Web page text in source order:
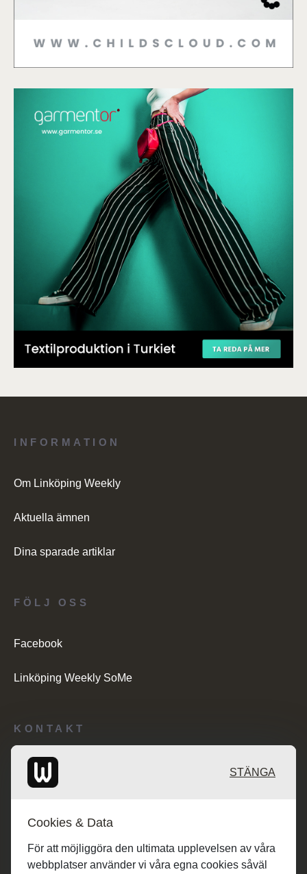
INFORMATION
Om Linköping Weekly
Aktuella ämnen
Dina sparade artiklar
KONTAKT
Redaktionen: desk@maratongroup.com
FÖLJ OSS
Facebook
Linköping Weekly SoMe
STÄNGA
Cookies & Data
För att möjliggöra den ultimata upplevelsen av våra
webbplatser använder vi våra egna cookies såväl